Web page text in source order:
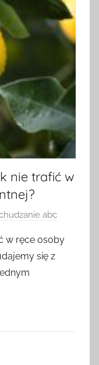
nie trafić w
abc
w ręce osoby
się z